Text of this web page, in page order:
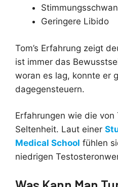
Geringere Libido
Tom’s Erfahrung zeigt
ist immer das
woran es lag, konnte er
dagegensteuern.
Erfahrungen wie die von
Seltenheit. Laut einer
Medical School fühlen
niedrigen